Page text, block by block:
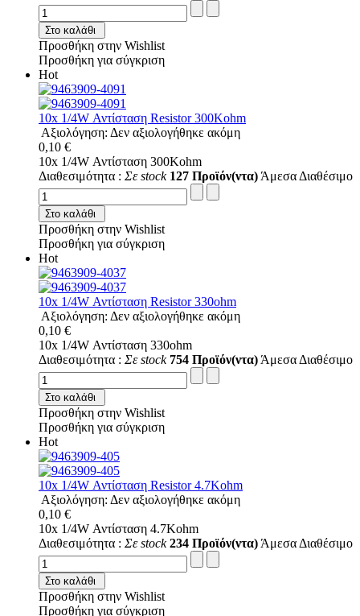
Στο καλάθι
Προσθήκη στην Wishlist
Προσθήκη για σύγκριση
Hot
10x 1/4W Αντίσταση Resistor 300Kohm
Αξιολόγηση: Δεν αξιολογήθηκε ακόμη
0,10 €
10x 1/4W Αντίσταση 300Kohm
Διαθεσιμότητα : Σε stock 127 Προϊόν(ντα) Άμεσα Διαθέσιμο
Στο καλάθι
Προσθήκη στην Wishlist
Προσθήκη για σύγκριση
Hot
10x 1/4W Αντίσταση Resistor 330ohm
Αξιολόγηση: Δεν αξιολογήθηκε ακόμη
0,10 €
10x 1/4W Αντίσταση 330ohm
Διαθεσιμότητα : Σε stock 754 Προϊόν(ντα) Άμεσα Διαθέσιμο
Στο καλάθι
Προσθήκη στην Wishlist
Προσθήκη για σύγκριση
Hot
10x 1/4W Αντίσταση Resistor 4.7Kohm
Αξιολόγηση: Δεν αξιολογήθηκε ακόμη
0,10 €
10x 1/4W Αντίσταση 4.7Kohm
Διαθεσιμότητα : Σε stock 234 Προϊόν(ντα) Άμεσα Διαθέσιμο
Στο καλάθι
Προσθήκη στην Wishlist
Προσθήκη για σύγκριση